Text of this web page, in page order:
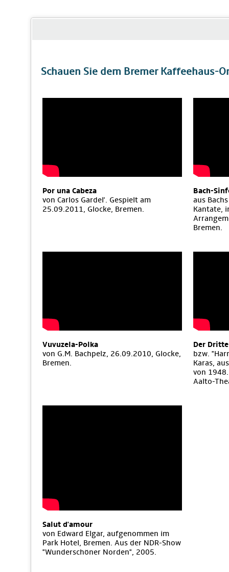
Schauen Sie dem Bremer Kaffeehaus-
Por una Cabeza
von Carlos Gardel'. Gespielt am
25.09.2011, Glocke, Bremen.
Bach-
aus
Kantate,
Bremen.
Vuvuzela-Polka
von G.M. Bachpelz, 26.09.2010, Glocke,
Bremen.
Der
bzw.
Karas,
von
Aalto-
Salut d'amour
von Edward Elgar, aufgenommen im
Park Hotel, Bremen. Aus der NDR-Show
"Wunderschöner Norden", 2005.